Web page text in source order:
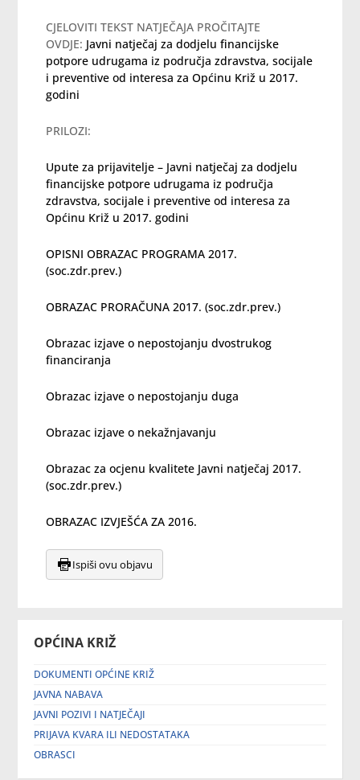
OPĆINA KRIŽ
DOKUMENTI OPĆINE KRIŽ
JAVNA NABAVA
JAVNI POZIVI I NATJEČAJI
PRIJAVA KVARA ILI NEDOSTATAKA
OBRASCI
CJELOVITI TEKST NATJEČAJA PROČITAJTE
OVDJE: Javni natječaj za dodjelu financijske
potpore udrugama iz područja zdravstva, socijale
i preventive od interesa za Općinu Križ u 2017.
godini
PRILOZI:
Upute za prijavitelje – Javni natječaj za dodjelu
financijske potpore udrugama iz područja
zdravstva, socijale i preventive od interesa za
Općinu Križ u 2017. godini
OPISNI OBRAZAC PROGRAMA 2017.
(soc.zdr.prev.)
OBRAZAC PRORAČUNA 2017. (soc.zdr.prev.)
Obrazac izjave o nepostojanju dvostrukog
financiranja
Obrazac izjave o nepostojanju duga
Obrazac izjave o nekažnjavanju
Obrazac za ocjenu kvalitete Javni natječaj 2017.
(soc.zdr.prev.)
OBRAZAC IZVJEŠĆA ZA 2016.
Ispiši ovu objavu